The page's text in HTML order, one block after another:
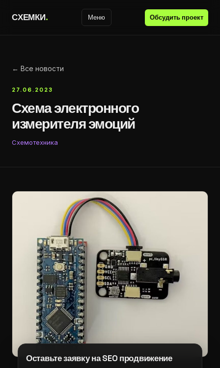
СХЕМКИ. Меню Обсудить проект
← Все новости
27.06.2023
Схема электронного
измерителя эмоций
Схемотехника
Оставьте заявку на SEO продвижение